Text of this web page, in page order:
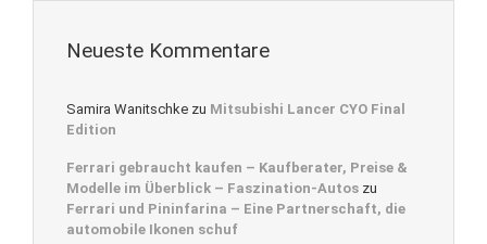
Neueste Kommentare
Samira Wanitschke zu Mitsubishi Lancer CYO Final
Edition
Ferrari gebraucht kaufen – Kaufberater, Preise &
Modelle im Überblick – Faszination-Autos zu
Ferrari und Pininfarina – Eine Partnerschaft, die
automobile Ikonen schuf